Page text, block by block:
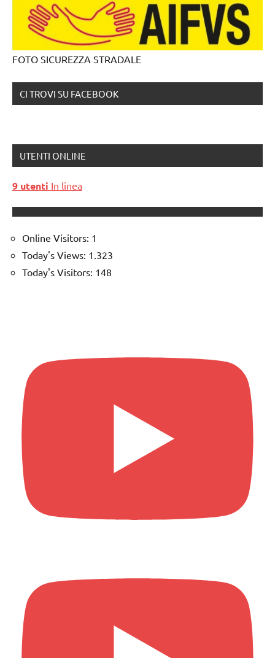
FOTO SICUREZZA STRADALE
CI TROVI SU FACEBOOK
UTENTI ONLINE
9 utenti In linea
Online Visitors: 1
Today's Views: 1.323
Today's Visitors: 148